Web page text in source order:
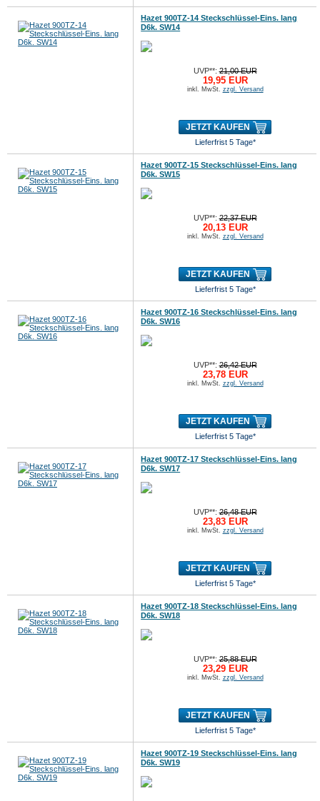
Hazet 900TZ-14 Steckschlüssel-Eins. lang
D6k. SW14
UVP**:21,00 EUR
19,95 EUR
inkl. MwSt. zzgl. Versand
JETZT KAUFEN
Lieferfrist 5 Tage*
Hazet 900TZ-15 Steckschlüssel-Eins. lang
D6k. SW15
UVP**:22,37 EUR
20,13 EUR
inkl. MwSt. zzgl. Versand
JETZT KAUFEN
Lieferfrist 5 Tage*
Hazet 900TZ-16 Steckschlüssel-Eins. lang
D6k. SW16
UVP**:26,42 EUR
23,78 EUR
inkl. MwSt. zzgl. Versand
JETZT KAUFEN
Lieferfrist 5 Tage*
Hazet 900TZ-17 Steckschlüssel-Eins. lang
D6k. SW17
UVP**:26,48 EUR
23,83 EUR
inkl. MwSt. zzgl. Versand
JETZT KAUFEN
Lieferfrist 5 Tage*
Hazet 900TZ-18 Steckschlüssel-Eins. lang
D6k. SW18
UVP**:25,88 EUR
23,29 EUR
inkl. MwSt. zzgl. Versand
JETZT KAUFEN
Lieferfrist 5 Tage*
Hazet 900TZ-19 Steckschlüssel-Eins. lang
D6k. SW19